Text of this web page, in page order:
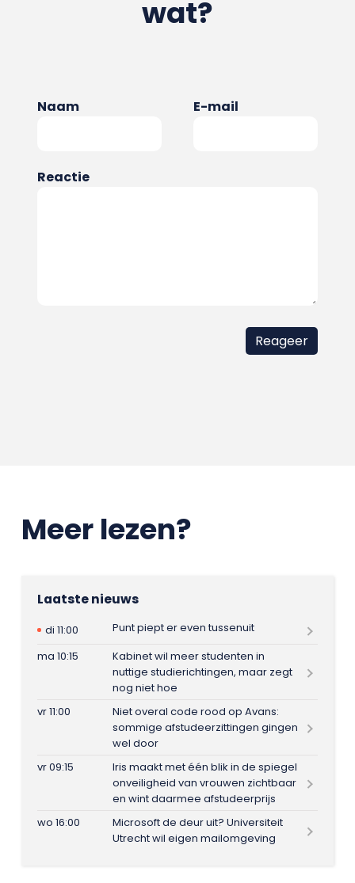
wat?
Naam E-mail
Reactie
Meer lezen?
Laatste nieuws
di 11:00
Punt piept er even tussenuit
ma 10:15
Kabinet wil meer studenten in
nuttige studierichtingen, maar zegt
nog niet hoe
vr 11:00
Niet overal code rood op Avans:
sommige afstudeerzittingen gingen
wel door
vr 09:15
Iris maakt met één blik in de spiegel
onveiligheid van vrouwen zichtbaar
en wint daarmee afstudeerprijs
wo 16:00
Microsoft de deur uit? Universiteit
Utrecht wil eigen mailomgeving